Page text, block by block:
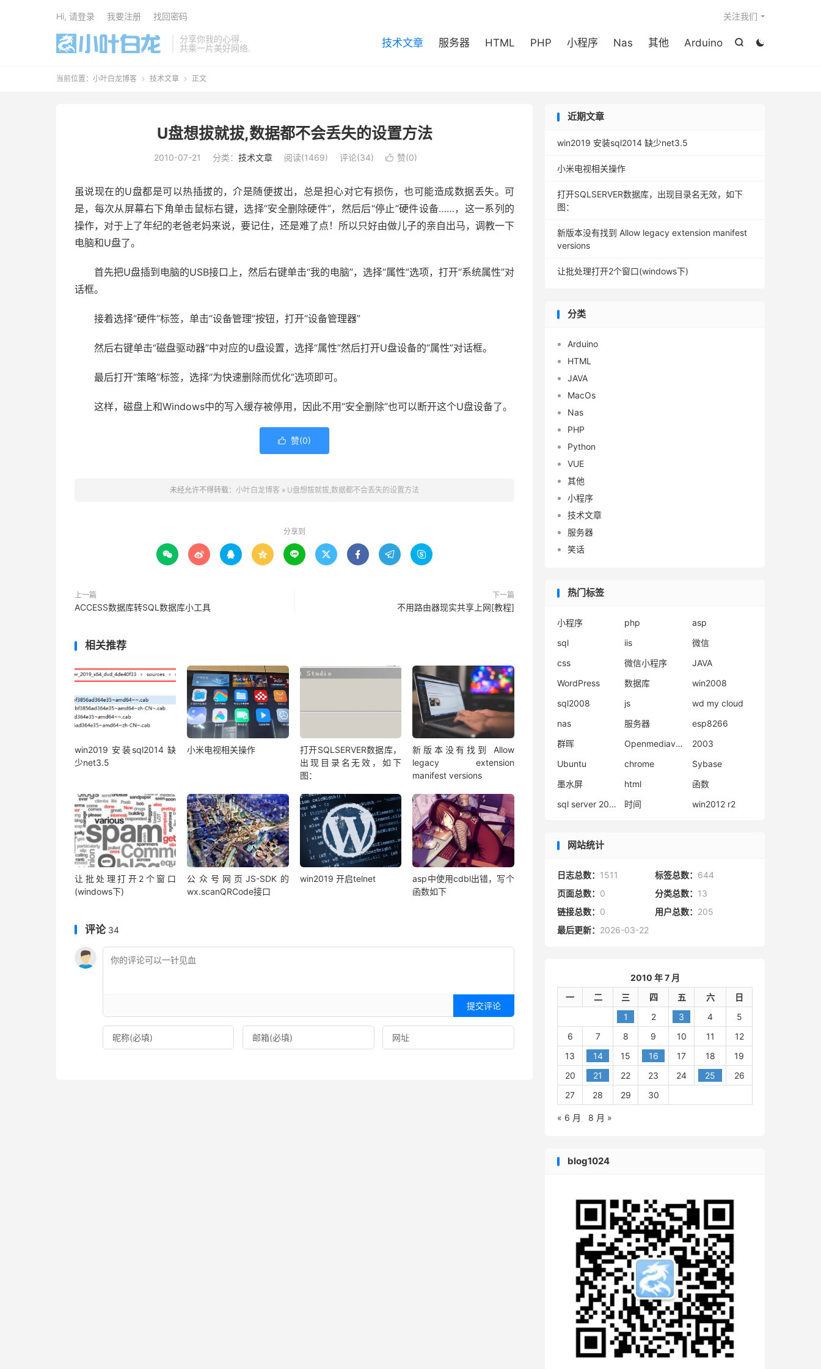
分享你我的心得.
共乘一片美好网络.


技术文章 服务器 HTML PHP 小程序 Nas 其他 Arduino
关注我们
Hi, 请登录 我要注册 找回密码
当前位置： 小叶白龙博客  技术文章  正文
U盘想拔就拔,数据都不会丢失的设置方法
2010-07-21 分类： 技术文章 阅读(1469) 评论(34)  赞(0)
虽说现在的U盘都是可以热插拔的，介是随便拔出，总是担心对它有损伤，也可能造成数据丢失。可
是，每次从屏幕右下角单击鼠标右键，选择“安全删除硬件”，然后后“停止”硬件设备……，这一系列的
操作，对于上了年纪的老爸老妈来说，要记住，还是难了点！所以只好由做儿子的亲自出马，调教一下
电脑和U盘了。
首先把U盘插到电脑的USB接口上，然后右键单击“我的电脑”，选择“属性”选项，打开“系统属性”对
话框。
接着选择“硬件”标签，单击“设备管理”按钮，打开“设备管理器”
然后右键单击“磁盘驱动器”中对应的U盘设置，选择“属性”然后打开U盘设备的“属性”对话框。
最后打开“策略”标签，选择“为快速删除而优化”选项即可。
这样，磁盘上和Windows中的写入缓存被停用，因此不用“安全删除”也可以断开这个U盘设备了。
 赞(0)
未经允许不得转载： 小叶白龙博客 » U盘想拔就拔,数据都不会丢失的设置方法
分享到
        
上一篇
ACCESS数据库转SQL数据库小工具
下一篇
不用路由器现实共享上网[教程]
相关推荐
win2019 安装sql2014 缺
少net3.5
小米电视相关操作
打开SQLSERVER数据库，
出现目录名无效，如下
图：
新版本没有找到 Allow
legacy extension
manifest versions
让批处理打开2个窗口
(windows下)
公众号网页JS-SDK的
wx.scanQRCode接口
win2019 开启telnet
asp中使用cdbl出错，写个
函数如下
评论 34
提交评论
近期文章
win2019 安装sql2014 缺少net3.5
小米电视相关操作
打开SQLSERVER数据库，出现目录名无效，如下
图：
新版本没有找到 Allow legacy extension manifest
versions
让批处理打开2个窗口(windows下)
分类
Arduino
HTML
JAVA
MacOs
Nas
PHP
Python
VUE
其他
小程序
技术文章
服务器
笑话
热门标签
小程序 php
asp
sql
iis
微信
css
微信小程序
JAVA
WordPress
数据库
win2008
sql2008
js
wd my cloud
nas
服务器
esp8266
群晖
Openmediavault
2003
Ubuntu
chrome
Sybase
墨水屏
html
函数
sql server 2008
时间 win2012 r2
网站统计
日志总数： 1511 标签总数： 644
页面总数： 0 分类总数： 13
链接总数： 0 用户总数： 205
最后更新： 2026-03-22
2010 年 7 月
一
二 三 四 五 六
日
1
2 3 4
5
6
7 8 9 10 11
12
13
14 15 16 17 18
19
20
21 22 23 24 25
26
27
28 29 30
« 6 月 8 月 »
blog1024